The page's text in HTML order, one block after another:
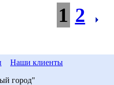
1 2
Наши клиенты
город"